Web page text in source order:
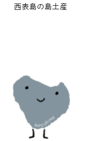
西表島の島土産